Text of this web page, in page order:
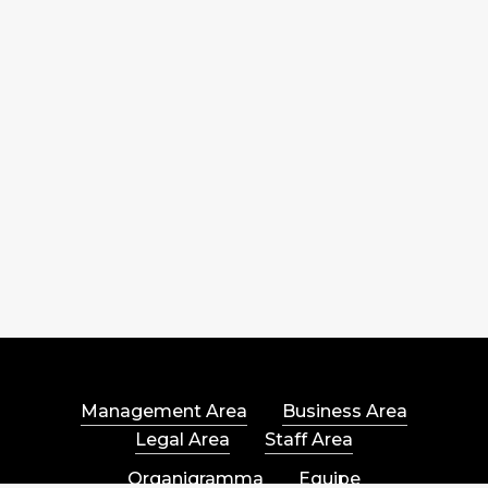
Management Area
Business Area
Legal Area
Staff Area
Organigramma
Equipe